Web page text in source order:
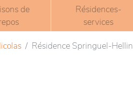
de
Résidences-
services
Résidence Springuel-Hellin